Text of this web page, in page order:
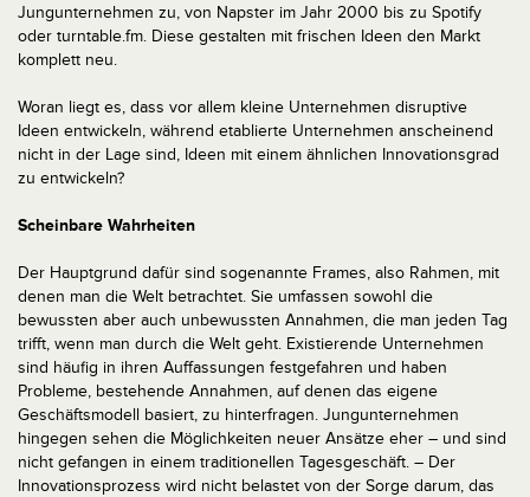
Jungunternehmen zu, von Napster im Jahr 2000 bis zu Spotify
oder turntable.fm. Diese gestalten mit frischen Ideen den Markt
komplett neu.
Woran liegt es, dass vor allem kleine Unternehmen disruptive
Ideen entwickeln, während etablierte Unternehmen anscheinend
nicht in der Lage sind, Ideen mit einem ähnlichen Innovationsgrad
zu entwickeln?
Scheinbare Wahrheiten
Der Hauptgrund dafür sind sogenannte Frames, also Rahmen, mit
denen man die Welt betrachtet. Sie umfassen sowohl die
bewussten aber auch unbewussten Annahmen, die man jeden Tag
trifft, wenn man durch die Welt geht. Existierende Unternehmen
sind häufig in ihren Auffassungen festgefahren und haben
Probleme, bestehende Annahmen, auf denen das eigene
Geschäftsmodell basiert, zu hinterfragen. Jungunternehmen
hingegen sehen die Möglichkeiten neuer Ansätze eher – und sind
nicht gefangen in einem traditionellen Tagesgeschäft. – Der
Innovationsprozess wird nicht belastet von der Sorge darum, das